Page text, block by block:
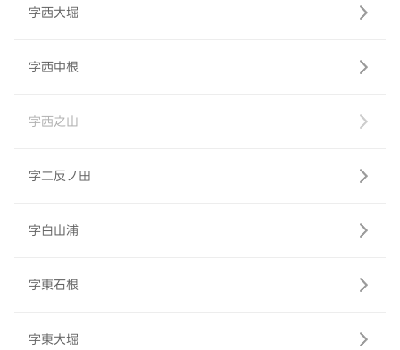
字西大堀
字西中根
字西之山
字二反ノ田
字白山浦
字東石根
字東大堀